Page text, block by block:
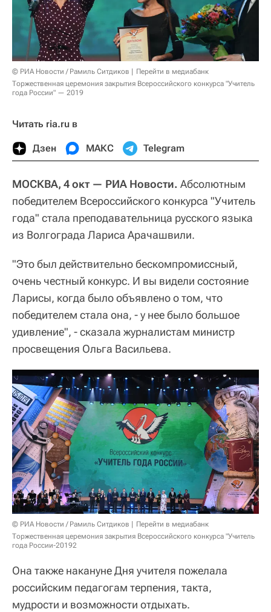
© РИА Новости / Рамиль Ситдиков
Перейти в медиабанк
Торжественная церемония закрытия Всероссийского конкурса "Учитель
года России" — 2019
Читать ria.ru в
Дзен МАКС Telegram
МОСКВА, 4 окт — РИА Новости. Абсолютным
победителем Всероссийского конкурса "Учитель
года" стала преподавательница русского языка
из Волгограда Лариса Арачашвили.
"Это был действительно бескомпромиссный,
очень честный конкурс. И вы видели состояние
Ларисы, когда было объявлено о том, что
победителем стала она, - у нее было большое
удивление", - сказала журналистам министр
просвещения Ольга Васильева.
© РИА Новости / Рамиль Ситдиков
Перейти в медиабанк
Торжественная церемония закрытия Всероссийского конкурса "Учитель
года России-20192
Она также накануне Дня учителя пожелала
российским педагогам терпения, такта,
мудрости и возможности отдыхать.